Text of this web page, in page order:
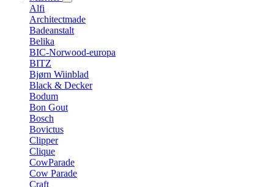
Alfi
Architectmade
Badeanstalt
Belika
BIC-Norwood-europa
BITZ
Bjørn Wiinblad
Black & Decker
Bodum
Bon Gout
Bosch
Bovictus
Clipper
Clique
CowParade
Cow Parade
Craft